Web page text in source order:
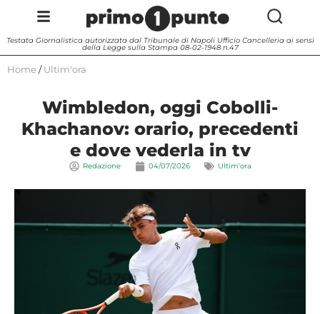
Testata Giornalistica autorizzata dal Tribunale di Napoli Ufficio Cancelleria ai sensi
della Legge sulla Stampa 08-02-1948 n.47
Home / Ultim'ora
Wimbledon, oggi Cobolli-
Khachanov: orario, precedenti
e dove vederla in tv
Redazione 04/07/2026 Ultim'ora